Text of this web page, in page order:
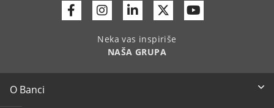
FacebookInstagram
LinkedinTwitter
Neka vas inspiriše
NAŠA GRUPA
O Banci